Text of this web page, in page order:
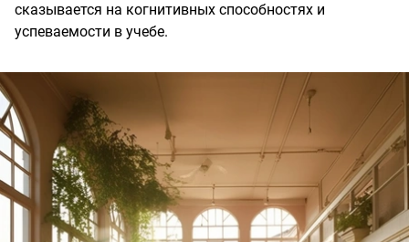
сказывается на когнитивных способностях и
успеваемости в учебе.